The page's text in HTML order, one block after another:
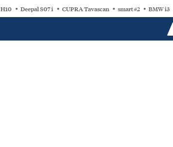
Deepal S07 i CUPRA Tavascan smart #2 BMW i3